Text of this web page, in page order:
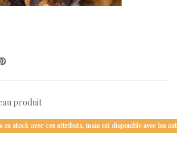
produit
en stock avec ces attributs, mais est disponible avec les